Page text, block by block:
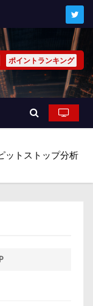
ポイントランキング
ットストップ分析